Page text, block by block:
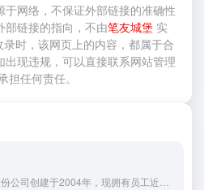
于网络，不保证外部链接的准确性
部链接的指向，不由笔友城堡 实
录时，该网页上的内容，都属于合
现违规，可以直接联系网站管理
担任何责任。
北京铁血科技股份公司创建于2004年，现拥有员工近五百人，是国家高新技术企业。铁血科技以铁血网为核心品牌（tiexue.net，创立于2001年），以龙牙战术服装品牌为核心产品，立志于让中国男人穿得更好。2015年11月，铁血科技挂牌新三板（证券代码：833658）